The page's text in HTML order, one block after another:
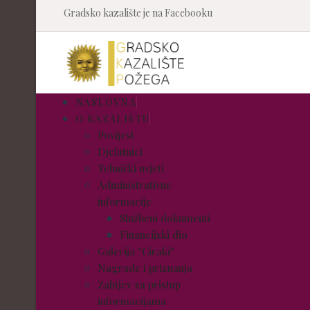
Gradsko kazalište je na Facebooku
NASLOVNA
O KAZALIŠTU
Povijest
Djelatnici
Tehnički uvjeti
Administrativne
informacije
Službeni dokumenti
Financijski dio
Galerija "Ciraki"
Nagrade i priznanja
Zahtjev za pristup
informacijama